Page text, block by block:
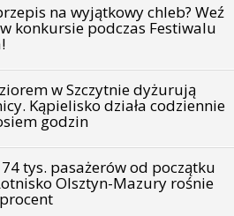
na wyjątkowy chleb? Weź
konkursie podczas Festiwalu
w Szczytnie dyżurują
Kąpielisko działa codziennie
godzin
tys. pasażerów od początku
Olsztyn-Mazury rośnie